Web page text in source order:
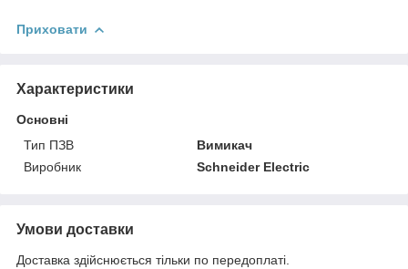
Приховати
Характеристики
Основні
Тип ПЗВ
Вимикач
Виробник
Schneider Electric
Умови доставки
Доставка здійснюється тільки по передоплаті.